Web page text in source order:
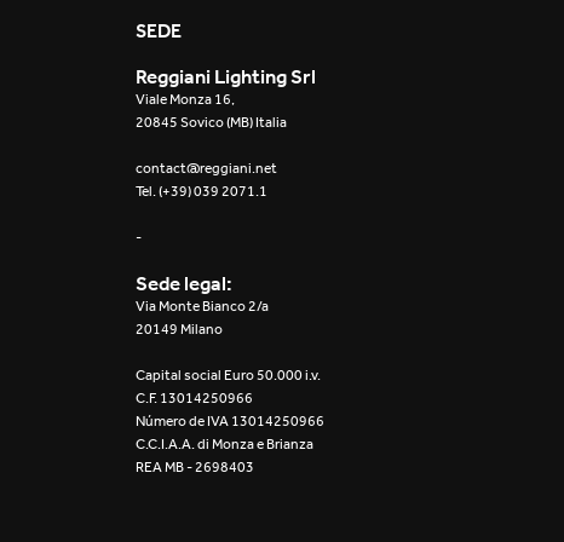
Mosaico Easy-IOS
Re Low LED
Unit 1X
Unit Channel
Yori Channel
Yori Channel Arm
SEDE
Reggiani Lighting Srl
Viale Monza 16,
20845 Sovico (MB) Italia
contact@reggiani.net
Tel. (+39) 039 2071.1
-
Sede legal:
Via Monte Bianco 2/a
20149 Milano
Capital social Euro 50.000 i.v.
C.F. 13014250966
Número de IVA 13014250966
C.C.I.A.A. di Monza e Brianza
REA MB - 2698403